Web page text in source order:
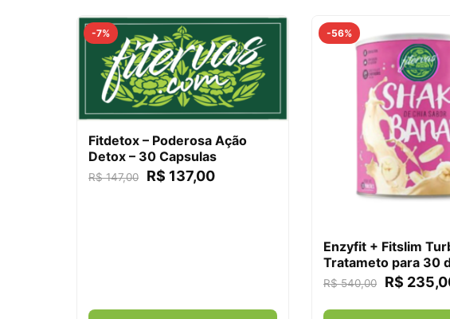
-7%
Fitdetox – Poderosa Ação
Detox – 30 Capsulas
R$147,00 R$ 137,00
-56%
Enzyfit + Fitslim
Tratameto para 30
R$540,00 R$